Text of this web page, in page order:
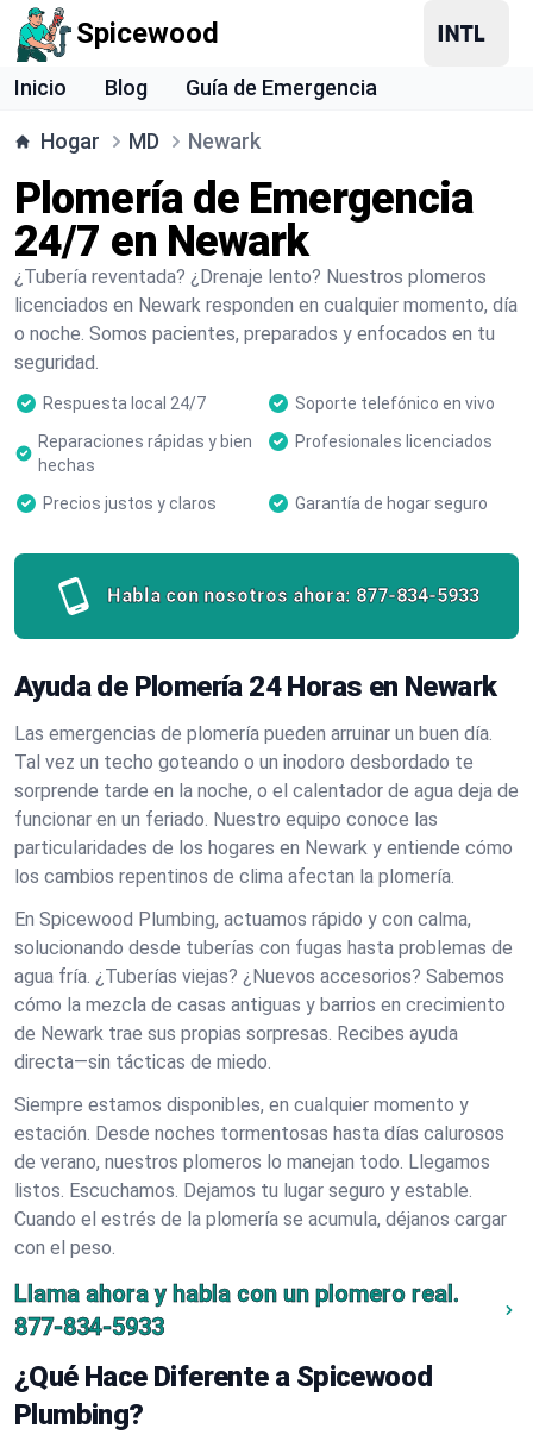
Spicewood
Inicio Blog Guía de Emergencia
Hogar MD Newark
Plomería de Emergencia
24/7 en Newark
¿Tubería reventada? ¿Drenaje lento? Nuestros plomeros
licenciados en Newark responden en cualquier momento, día
o noche. Somos pacientes, preparados y enfocados en tu
seguridad.
Respuesta local 24/7
Soporte telefónico en vivo
Reparaciones rápidas y bien
hechas
Profesionales licenciados
Precios justos y claros Garantía de hogar seguro
Habla con nosotros ahora: 877-834-5933
Ayuda de Plomería 24 Horas en Newark
Las emergencias de plomería pueden arruinar un buen día.
Tal vez un techo goteando o un inodoro desbordado te
sorprende tarde en la noche, o el calentador de agua deja de
funcionar en un feriado. Nuestro equipo conoce las
particularidades de los hogares en Newark y entiende cómo
los cambios repentinos de clima afectan la plomería.
En Spicewood Plumbing, actuamos rápido y con calma,
solucionando desde tuberías con fugas hasta problemas de
agua fría. ¿Tuberías viejas? ¿Nuevos accesorios? Sabemos
cómo la mezcla de casas antiguas y barrios en crecimiento
de Newark trae sus propias sorpresas. Recibes ayuda
directa—sin tácticas de miedo.
Siempre estamos disponibles, en cualquier momento y
estación. Desde noches tormentosas hasta días calurosos
de verano, nuestros plomeros lo manejan todo. Llegamos
listos. Escuchamos. Dejamos tu lugar seguro y estable.
Cuando el estrés de la plomería se acumula, déjanos cargar
con el peso.
Llama ahora y habla con un plomero real.
877-834-5933
¿Qué Hace Diferente a Spicewood
Plumbing?